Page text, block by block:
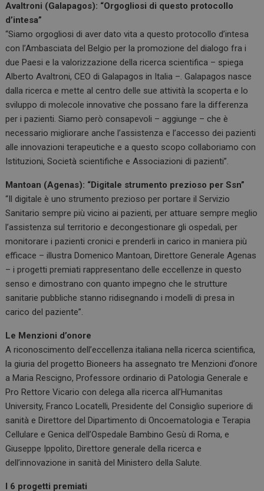
Avaltroni (Galapagos): “Orgogliosi di questo protocollo
d’intesa”
“Siamo orgogliosi di aver dato vita a questo protocollo d’intesa
con l’Ambasciata del Belgio per la promozione del dialogo fra i
due Paesi e la valorizzazione della ricerca scientifica – spiega
Alberto Avaltroni, CEO di Galapagos in Italia –. Galapagos nasce
dalla ricerca e mette al centro delle sue attività la scoperta e lo
sviluppo di molecole innovative che possano fare la differenza
per i pazienti. Siamo però consapevoli – aggiunge – che è
necessario migliorare anche l’assistenza e l’accesso dei pazienti
alle innovazioni terapeutiche e a questo scopo collaboriamo con
Istituzioni, Società scientifiche e Associazioni di pazienti”.
Mantoan (Agenas): “Digitale strumento prezioso per Ssn”
“Il digitale è uno strumento prezioso per portare il Servizio
Sanitario sempre più vicino ai pazienti, per attuare sempre meglio
l’assistenza sul territorio e decongestionare gli ospedali, per
monitorare i pazienti cronici e prenderli in carico in maniera più
efficace – illustra Domenico Mantoan, Direttore Generale Agenas
– i progetti premiati rappresentano delle eccellenze in questo
senso e dimostrano con quanto impegno che le strutture
sanitarie pubbliche stanno ridisegnando i modelli di presa in
carico del paziente”.
Le Menzioni d’onore
A riconoscimento dell’eccellenza italiana nella ricerca scientifica,
la giuria del progetto Bioneers ha assegnato tre Menzioni d’onore
a Maria Rescigno, Professore ordinario di Patologia Generale e
Pro Rettore Vicario con delega alla ricerca all’Humanitas
University, Franco Locatelli, Presidente del Consiglio superiore di
sanità e Direttore del Dipartimento di Oncoematologia e Terapia
Cellulare e Genica dell’Ospedale Bambino Gesù di Roma, e
Giuseppe Ippolito, Direttore generale della ricerca e
dell’innovazione in sanità del Ministero della Salute.
I 6 progetti premiati